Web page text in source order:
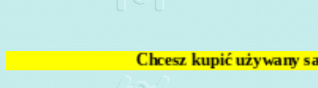
używany samochód bez ryzyka -